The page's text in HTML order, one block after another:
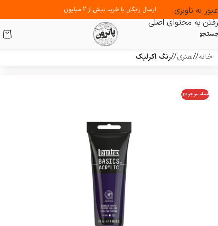
عبور به ناوبری
رفتن به محتوای اصلی
ارسال رایگان با خرید بیش از 2 میلیون
خانه/ هنری/ رنگ اکرلیک
اتمام موجودی